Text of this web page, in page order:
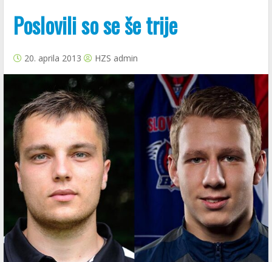
Poslovili so se še trije
20. aprila 2013 HZS admin